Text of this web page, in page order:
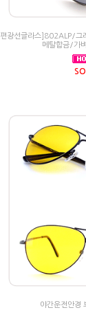
[편광선글라스]802ALP/
메탈합금/가
야간운전안경